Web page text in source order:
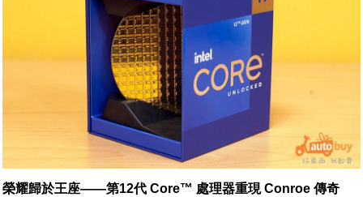
榮耀歸於王座——第12代 Core™ 處理器重現 Conroe 傳奇